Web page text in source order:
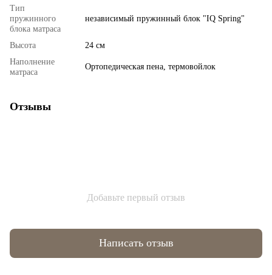
Тип
пружинного
блока матраса
независимый пружинный блок "IQ Spring"
Высота
24 см
Наполнение
матраса
Ортопедическая пена, термовойлок
Отзывы
Добавьте первый отзыв
Написать отзыв